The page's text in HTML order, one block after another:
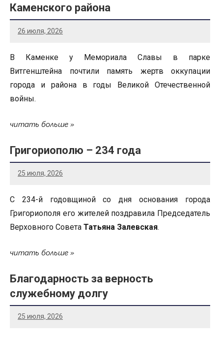
Каменского района
26 июля, 2026
В Каменке у Мемориала Славы в парке
Витгенштейна почтили память жертв оккупации
города и района в годы Великой Отечественной
войны.
читать больше
Григориополю – 234 года
25 июля, 2026
С 234-й годовщиной со дня основания города
Григориополя его жителей поздравила Председатель
Верховного Совета Татьяна Залевская.
читать больше
Благодарность за верность
служебному долгу
25 июля, 2026